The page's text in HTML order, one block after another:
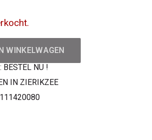
WINKELWAGEN
BESTEL NU !
IN ZIERIKZEE